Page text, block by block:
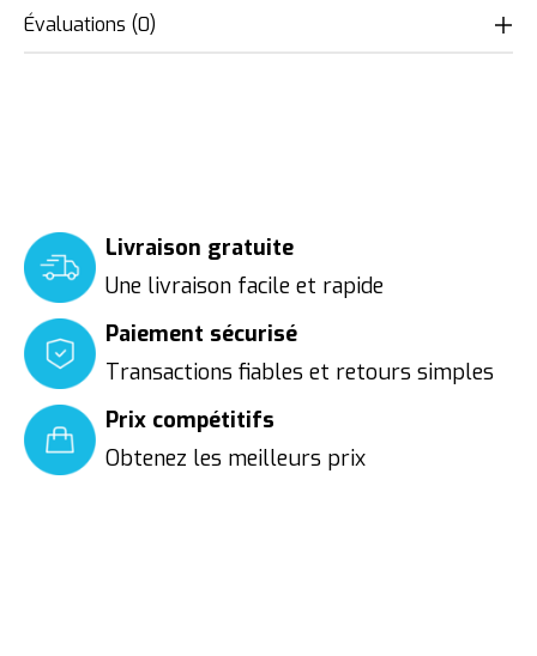
Évaluations (0)
Livraison gratuite
Une livraison facile et rapide
Paiement sécurisé
Transactions fiables et retours simples
Prix compétitifs
Obtenez les meilleurs prix